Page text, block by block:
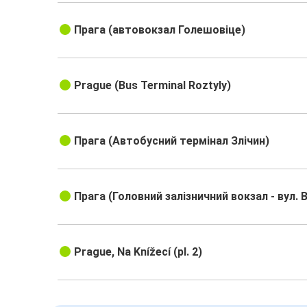
Прага (автовокзал Голешовіце)
Prague (Bus Terminal Roztyly)
Прага (Автобусний термінал Злічин)
Прага (Головний залізничний вокзал - вул.
Prague, Na Knížecí (pl. 2)